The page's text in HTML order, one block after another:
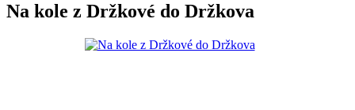
Na kole z Držkové do Držkova